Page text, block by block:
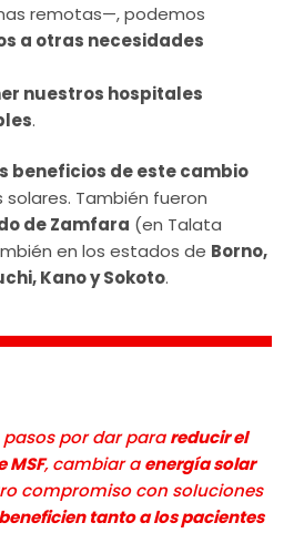
remotas—, podemos
a otras necesidades
nuestros hospitales
.
beneficios de este cambio
También fueron
de Zamfara (en Talata
en los estados de Borno,
Kano y Sokoto.
pasos por dar parareducir el
MSF, cambiar aenergía solar
compromiso con soluciones
beneficien tanto a los pacientes